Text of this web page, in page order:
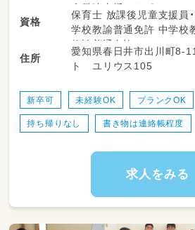
◇発達支援のサポート
◇療育活動の補助
◇子どもの見守り
◇送迎業務 など
（軽自動車、アクア、ポルテ
資格
保育士 放課後児童支援員・指導員（学童） 高等
学校教諭普通免許 中学校教諭普通免許 小学校
教諭普通免許
住所
愛知県春日井市出川町8-
ト ユリウス105
新卒可 未経験OK ブランクOK
持ち帰りなし 書き物は連絡帳程度
求人をみる